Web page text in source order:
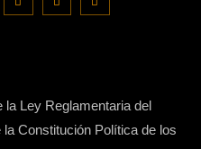
la Ley Reglamentaria del
Constitución Política de los